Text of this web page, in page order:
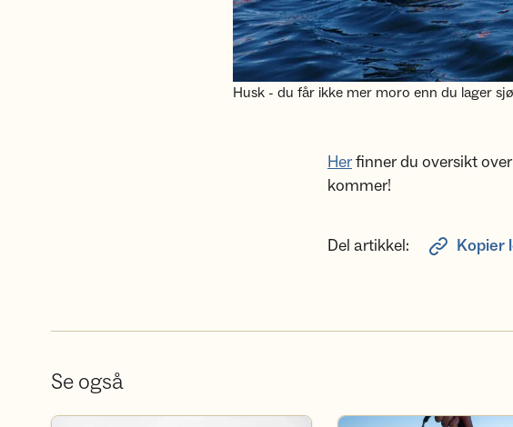
Husk - du får ikke mer moro enn du lager
Herfinner du oversikt
kommer!
Del artikkel: Kopier
Se også